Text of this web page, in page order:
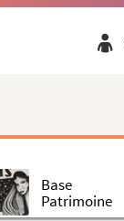
Base
Patrimoine